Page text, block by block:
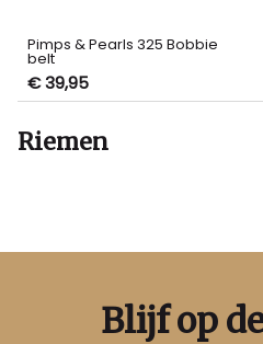
Pimps & Pearls 325 Bobbie
belt
€ 39,95
Riemen
Blijf op